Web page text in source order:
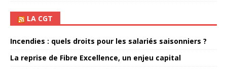
LA CGT
Incendies : quels droits pour les salariés saisonniers ?
La reprise de Fibre Excellence, un enjeu capital